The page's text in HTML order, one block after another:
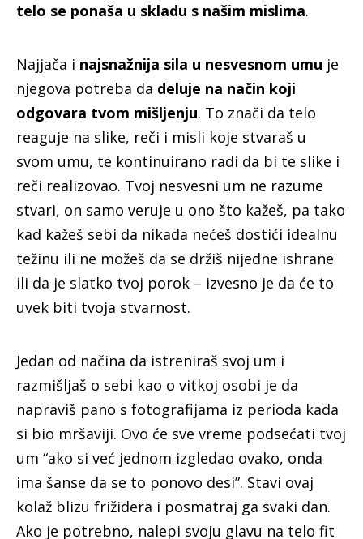
telo se ponaša u skladu s našim mislima.
Najjača i najsnažnija sila u nesvesnom umu je
njegova potreba da deluje na način koji
odgovara tvom mišljenju. To znači da telo
reaguje na slike, reči i misli koje stvaraš u
svom umu, te kontinuirano radi da bi te slike i
reči realizovao. Tvoj nesvesni um ne razume
stvari, on samo veruje u ono što kažeš, pa tako
kad kažeš sebi da nikada nećeš dostići idealnu
težinu ili ne možeš da se držiš nijedne ishrane
ili da je slatko tvoj porok – izvesno je da će to
uvek biti tvoja stvarnost.
Jedan od načina da istreniraš svoj um i
razmišljaš o sebi kao o vitkoj osobi je da
napraviš pano s fotografijama iz perioda kada
si bio mršaviji. Ovo će sve vreme podsećati tvoj
um “ako si već jednom izgledao ovako, onda
ima šanse da se to ponovo desi”. Stavi ovaj
kolaž blizu frižidera i posmatraj ga svaki dan.
Ako je potrebno, nalepi svoju glavu na telo fit